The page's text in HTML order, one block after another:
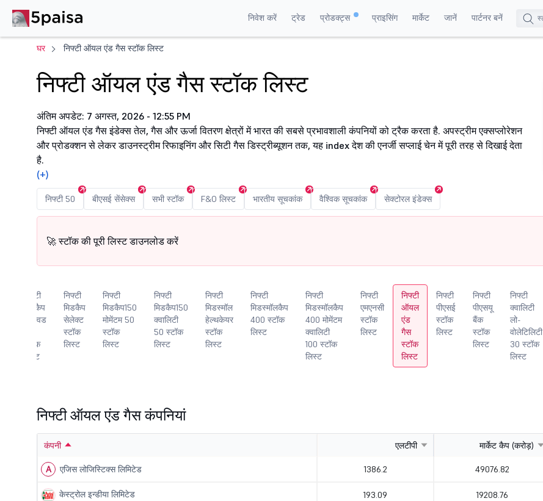
निवेश करें ट्रेड प्रोडक्ट्स प्राइसिंग मार्केट जानें पार्टनर बनें
घर निफ्टी ऑयल एंड गैस स्टॉक लिस्ट
निफ्टी ऑयल एंड गैस स्टॉक लिस्ट
अंतिम अपडेट: 7 अगस्त, 2026 - 12:55 PM
निफ्टी ऑयल एंड गैस इंडेक्स तेल, गैस और ऊर्जा वितरण क्षेत्रों में भारत की सबसे प्रभावशाली कंपनियों को ट्रैक करता है. अपस्ट्रीम एक्सप्लोरेशन
और प्रोडक्शन से लेकर डाउनस्ट्रीम रिफाइनिंग और सिटी गैस डिस्ट्रीब्यूशन तक, यह index देश की एनर्जी सप्लाई चेन में पूरी तरह से दिखाई देता
है.
(+)
निफ्टी 50 बीएसई सेंसेक्स सभी स्टॉक F&O लिस्ट भारतीय सूचकांक वैश्विक सूचकांक सेक्टोरल इंडेक्स
🚀 स्टॉक की पूरी लिस्ट डाउनलोड करें
निफ्टी
मिडकैप
लिक्विड
स्टॉक
लिस्ट
निफ्टी
मिडकैप
सेलेक्ट
स्टॉक
लिस्ट
निफ्टी
मिडकैप150
मोमेंटम 50
स्टॉक
लिस्ट
निफ्टी
मिडकैप150
क्वालिटी
50 स्टॉक
लिस्ट
निफ्टी
मिडस्मॉल
हेल्थकेयर
स्टॉक
लिस्ट
निफ्टी
मिडस्मॉलकैप
400 स्टॉक
लिस्ट
निफ्टी
मिडस्मॉलकैप
400 मोमेंटम
क्वालिटी
100 स्टॉक
लिस्ट
निफ्टी
एमएनसी
स्टॉक
लिस्ट
निफ्टी
ऑयल
एंड
गैस
स्टॉक
लिस्ट
निफ्टी
पीएसई
स्टॉक
लिस्ट
निफ्टी
पीएसयू
बैंक
स्टॉक
लिस्ट
निफ्टी
क्वालिटी
लो-
वोलेटिलिटी
30 स्टॉक
लिस्ट
निफ्टी ऑयल एंड गैस कंपनियां
कंपनी एलटीपी मार्केट कैप (करोड़)
A एजिस लोजिस्टिक्स लिमिटेड 1386.2 49076.82
केस्ट्रोल इन्डीया लिमिटेड 193.09 19208.76